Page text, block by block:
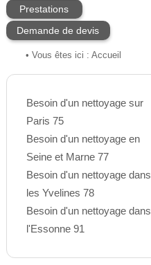
Prestations
Demande de devis
• Vous êtes ici : Accueil
Besoin d'un nettoyage sur
Paris 75
Besoin d'un nettoyage en
Seine et Marne 77
Besoin d'un nettoyage dans
les Yvelines 78
Besoin d'un nettoyage dans
l'Essonne 91